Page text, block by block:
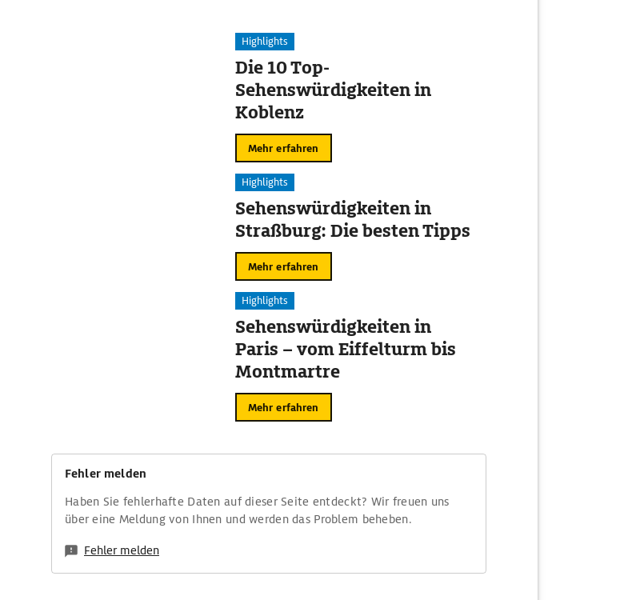
Highlights
Die 10 Top-
Sehenswürdigkeiten in
Koblenz
Mehr erfahren
Highlights
Sehenswürdigkeiten in
Straßburg: Die besten Tipps
Mehr erfahren
Highlights
Sehenswürdigkeiten in
Paris – vom Eiffelturm bis
Montmartre
Mehr erfahren
Fehler melden
Haben Sie fehlerhafte Daten auf dieser Seite entdeckt? Wir freuen uns
über eine Meldung von Ihnen und werden das Problem beheben.
Fehler melden